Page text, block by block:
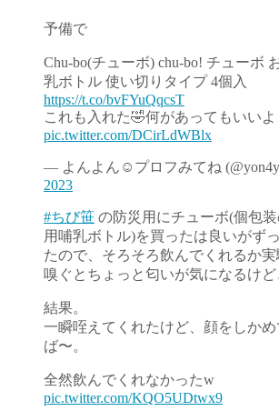
予備で
Chu-bo(チューボ) chu-bo! チューボ
乳ボトル 使い切りタイプ 4個入
https://t.co/bvFYuQqcsT
これも入れた🤣何があってもいい
pic.twitter.com/DCirLdWBlx
— よんよん☺︎プロフみてね
2023
#ちび笹 の防災用にチューボ(個包
用哺乳ボトル)を買ったは良いがず
たので、そろそろ飲んでくれるか
嗅ぐとちょっと匂いが気になるけ
結果。
一瞬咥えてくれたけど、顔をしか
ば〜。
全然飲んでくれなかったw
pic.twitter.com/KQO5UDtwx9